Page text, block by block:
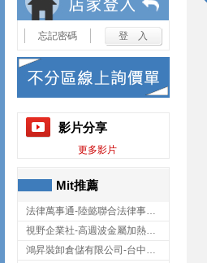
忘記密碼
影片分享
更多影片
Mit推薦
法律萬事通-陸懿聯合法律事務所
視野企業社-高週波金屬加熱設備,彰化高週波金屬加熱設備
鴻昇裝卸倉儲有限公司-台中貨櫃裝卸